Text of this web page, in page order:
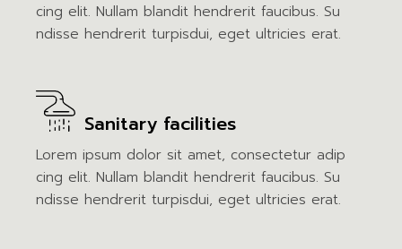
cing elit. Nullam blandit hendrerit faucibus. Su
ndisse hendrerit turpisdui, eget ultricies erat.
Sanitary facilities
Lorem ipsum dolor sit amet, consectetur adip
cing elit. Nullam blandit hendrerit faucibus. Su
ndisse hendrerit turpisdui, eget ultricies erat.